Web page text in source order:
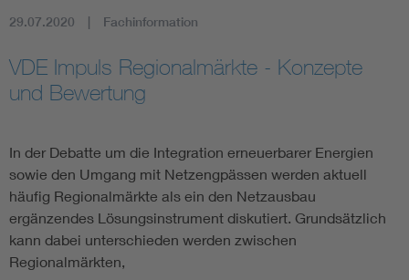
Energy efficiency
Energy grids
Energy storage
Renewable energies
29.07.2020 Fachinformation
VDE Impuls Regionalmärkte - Konzepte
und Bewertung
In der Debatte um die Integration erneuerbarer Energien
sowie den Umgang mit Netzengpässen werden aktuell
häufig Regionalmärkte als ein den Netzausbau
ergänzendes Lösungsinstrument diskutiert. Grundsätzlich
kann dabei unterschieden werden zwischen
Regionalmärkten,